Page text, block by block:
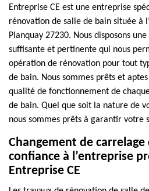
Entreprise CE est une entreprise
rénovation de salle de bain située à
Planquay 27230. Nous disposons
suffisante et pertinente qui nous
opération de rénovation pour tout
de bain. Nous sommes prêts et
qualité de fonctionnement de
de bain. Quel que soit la nature de
nous sommes prêts à garantir votre
Changement de
confiance à l’entreprise
Entreprise CE